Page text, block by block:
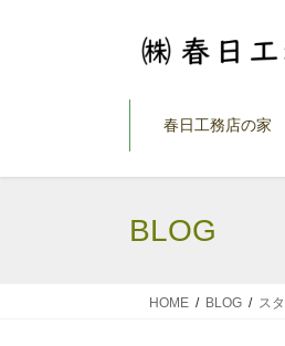
春日工務店の家
BLOG
HOME BLOG ス